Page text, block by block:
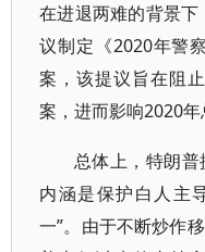
在进退两难的背景
议制定《2020年警
案，该提议旨在阻
案，进而影响2020年
总体上，特朗普
内涵是保护白人主
一”。由于不断炒作